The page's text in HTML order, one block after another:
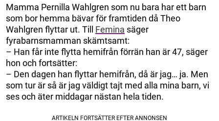
Mamma Pernilla Wahlgren som nu bara har ett barn
som bor hemma bävar för framtiden då Theo
Wahlgren flyttar ut. Till Femina säger
fyrabarnsmamman skämtsamt:
– Han får inte flytta hemifrån förrän han är 47, säger
hon och fortsätter:
– Den dagen han flyttar hemifrån, då är jag… ja. Men
som tur är så är jag väldigt tajt med alla mina barn, vi
ses och äter middagar nästan hela tiden.